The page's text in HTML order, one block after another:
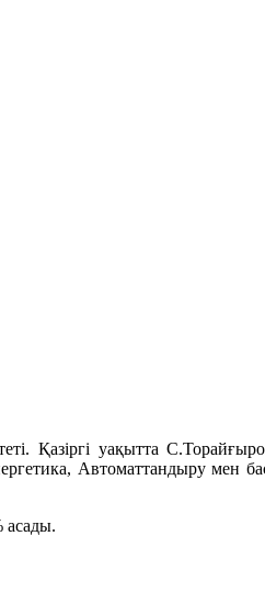
Қазіргі уақытта
Автоматтандыру мен
асады.